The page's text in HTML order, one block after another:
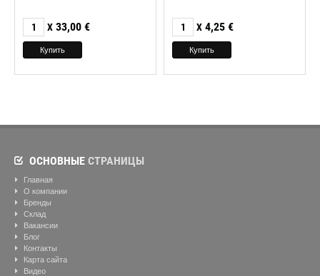
X 33,00 € X 4,25 €
ОСНОВНЫЕ СТРАНИЦЫ
Главная
О компании
Бренды
Склад
Вакансии
Блог
Контакты
Карта сайта
Видео